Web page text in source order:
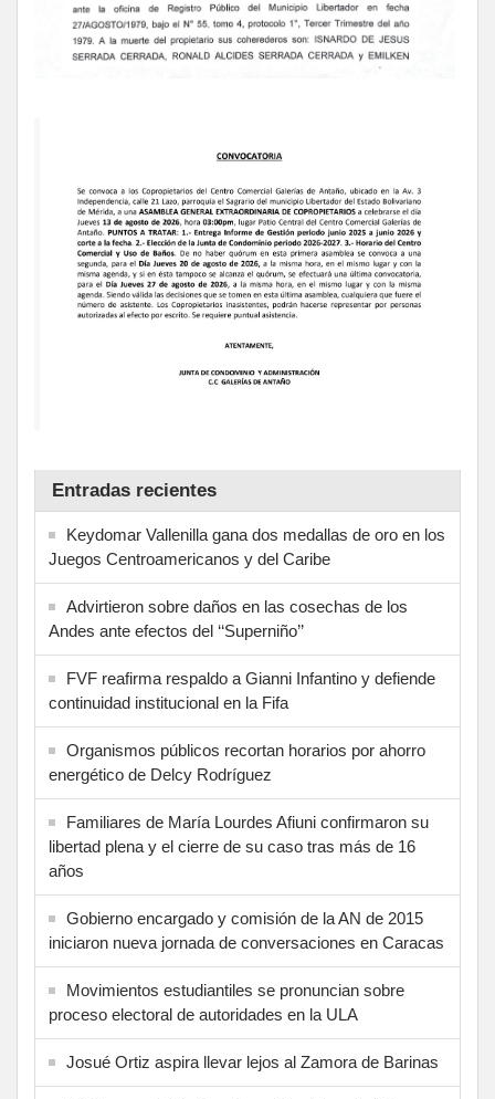
Entradas recientes
Keydomar Vallenilla gana dos medallas de oro en los
Juegos Centroamericanos y del Caribe
Advirtieron sobre daños en las cosechas de los
Andes ante efectos del ‘‘Superniño’’
FVF reafirma respaldo a Gianni Infantino y defiende
continuidad institucional en la Fifa
Organismos públicos recortan horarios por ahorro
energético de Delcy Rodríguez
Familiares de María Lourdes Afiuni confirmaron su
libertad plena y el cierre de su caso tras más de 16
años
Gobierno encargado y comisión de la AN de 2015
iniciaron nueva jornada de conversaciones en Caracas
Movimientos estudiantiles se pronuncian sobre
proceso electoral de autoridades en la ULA
Josué Ortiz aspira llevar lejos al Zamora de Barinas